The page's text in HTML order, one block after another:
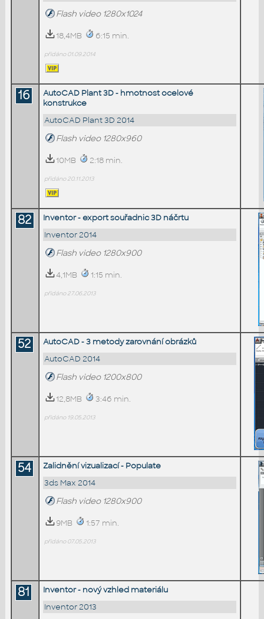
Flash video 1280x1024
18,4MB 6:15 min.
přidáno 01.09.2014
16
AutoCAD Plant 3D - hmotnost ocelové
konstrukce
AutoCAD Plant 3D 2014
Flash video 1280x960
10MB 2:18 min.
přidáno 20.11.2013
82
Inventor - export souřadnic 3D náčrtu
Inventor 2014
Flash video 1280x900
4,1MB 1:15 min.
přidáno 27.06.2013
52
AutoCAD - 3 metody zarovnání obrázků
AutoCAD 2014
Flash video 1200x800
12,8MB 3:46 min.
přidáno 19.05.2013
54
Zalidnění vizualizací - Populate
3ds Max 2014
Flash video 1280x900
9MB 1:57 min.
přidáno 07.05.2013
81
Inventor - nový vzhled materiálu
Inventor 2013